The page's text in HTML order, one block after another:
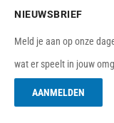
NIEUWSBRIEF
Meld je aan op onze
wat er speelt in jouw